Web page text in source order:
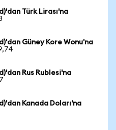
Türk Lirası'na
Güney Kore Wonu'na
Rus Rublesi'na
Kanada Doları'na